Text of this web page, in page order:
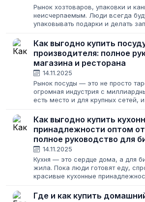
Рынок хозтоваров, упаковки и
неисчерпаемым. Люди всегда
упаковывать подарки и делать
продал подороже. Но за этой
Как выгодно купить
производителя: полное
магазина и ресторана
14.11.2025
Рынок посуды — это не просто
огромная индустрия с
есть место и для крупных сетей,
Многие предприниматели хотят
Как выгодно купить
принадлежности оптом
полное руководство для
14.11.2025
Кухня — это сердце дома, а для
жила. Пока люди готовят еду,
красивые кухонные
ассортимент на маркетплейсе
Где и как купить